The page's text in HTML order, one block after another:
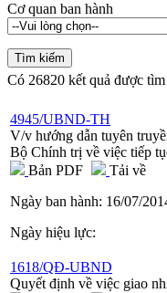
Cơ quan ban hành
Có 26820 kết quả được
4945/UBND-TH
V/v hướng dẫn tuyên
Bộ Chính trị về việc tiếp
Bản PDF
Tải về
Ngày ban hành: 16/07/
Ngày hiệu lực:
1618/QĐ-UBND
Quyết định về việc giao